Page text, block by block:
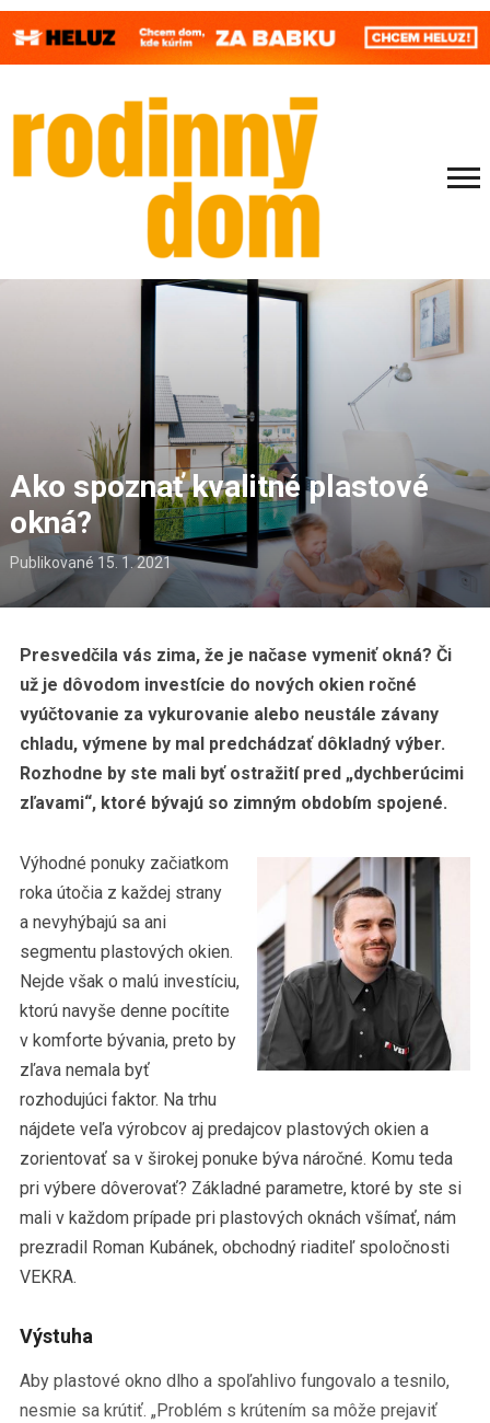
Ako spoznať kvalitné plastové
okná?
Publikované 15. 1. 2021
Presvedčila vás zima, že je načase vymeniť okná? Či
už je dôvodom investície do nových okien ročné
vyúčtovanie za vykurovanie alebo neustále závany
chladu, výmene by mal predchádzať dôkladný výber.
Rozhodne by ste mali byť ostražití pred „dychberúcimi
zľavami“, ktoré bývajú so zimným obdobím spojené.
Výhodné ponuky začiatkom
roka útočia z každej strany
a nevyhýbajú sa ani
segmentu plastových okien.
Nejde však o malú investíciu,
ktorú navyše denne pocítite
v komforte bývania, preto by
zľava nemala byť
rozhodujúci faktor. Na trhu
nájdete veľa výrobcov aj predajcov plastových okien a
zorientovať sa v širokej ponuke býva náročné. Komu teda
pri výbere dôverovať? Základné parametre, ktoré by ste si
mali v každom prípade pri plastových oknách všímať, nám
prezradil Roman Kubánek, obchodný riaditeľ spoločnosti
VEKRA.
Výstuha
Aby plastové okno dlho a spoľahlivo fungovalo a tesnilo,
nesmie sa krútiť. „Problém s krútením sa môže prejaviť